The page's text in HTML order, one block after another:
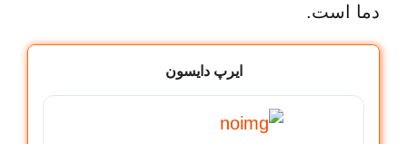
دما است.
ایرپ دایسون